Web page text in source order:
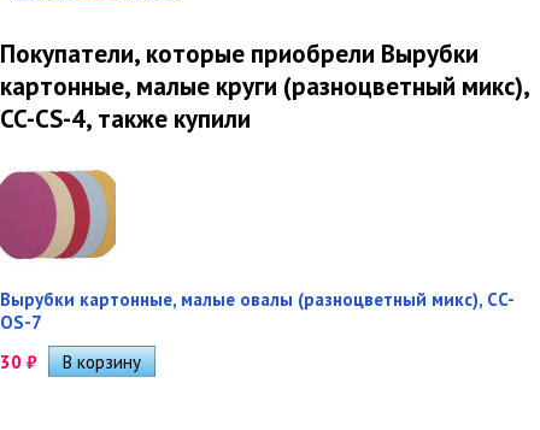
Покупатели, которые приобрели Вырубки
картонные, малые круги (разноцветный микс),
CC-CS-4, также купили
Вырубки картонные, малые овалы (разноцветный микс), CC-
OS-7
30 ₽